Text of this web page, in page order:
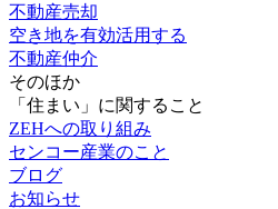
不動産売却
空き地を有効活用する
不動産仲介
そのほか
「住まい」に関すること
ZEHへの取り組み
センコー産業のこと
ブログ
お知らせ